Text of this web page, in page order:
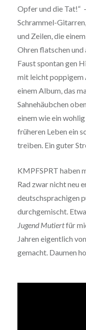
Opfer und die Tat!“
Schrammel-
und Zeilen, die
Ohren flatschen und
Faust spontan gen
mit leicht poppigem
einem Album, das
Sahnehäubchen
einem wie ein
früheren Leben ein
treiben. Ein guter
KMPFSPRT haben
Rad zwar nicht neu
deutschsprachigen
durchgemischt.
Jugend Mutiertfür
Jahren eigentlich
gemacht. Daumen